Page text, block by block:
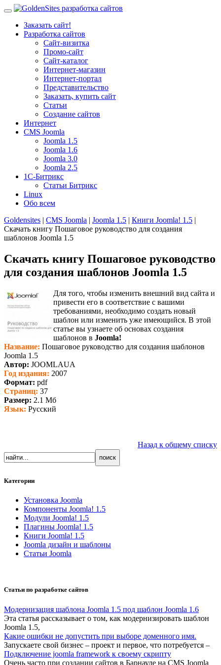
Заказать сайт!
Разработка сайтов
Сайт-визитка
Промо-сайт
Сайт-каталог
Интернет-магазин
Интернет-портал
Представительство
Заказать, купить сайт
Статьи
Создание сайтов
Интернет
CMS Joomla
Joomla 1.5
Joomla 1.6
Joomla 3.0
Joomla 2.5
1С-Битрикс
Статьи Битрикс
Linux
Обо всем
Goldensites | CMS Joomla | Joomla 1.5 | Книги Joomla! 1.5 |
Скачать книгу Пошаговое руководство для создания
шаблонов Joomla 1.5
Скачать книгу Пошаговое руководство
для создания шаблонов Joomla 1.5
Для того, чтобы изменить внешний вид сайта и
привести его в соответствие с вашими
требованиями, необходимо создать новый
шаблон или изменить уже имеющийся. В этой
статье вы узнаете об основах создания
шаблонов в Joomla!
Название: Пошаговое руководство для создания шаблонов
Joomla 1.5
Автор: JOOMLAUA
Год издания: 2007
Формат: pdf
Страниц: 37
Размер: 2.1 Мб
Язык: Русский
Назад к общему списку
Категории
Установка Joomla
Компоненты Joomla! 1.5
Модули Joomla! 1.5
Плагины Joomla! 1.5
Книги Joomla! 1.5
Joomla дизайн и шаблоны
Статьи Joomla
Статьи по разработке сайтов
Модернизация шаблона Joomla 1.5 под шаблон Joomla 1.6
Эта статья рассказывает о том, как модернизировать шаблон
Joomla 1.5,
Какие ошибки не допустить при выборе доменного имя.
Запускаете свой бизнес – проект и первое, что потребуется –
Подключение joomla framework к своему скрипту
Очень часто при создании сайтов в Барнауле на CMS Joomla